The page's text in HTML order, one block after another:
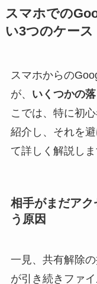
スマホでの
い3つのケース
スマホからの
が、 いくつかの
こでは、特に初
紹介し、それを
て詳しく解説しま
相手がまだアク
う原因
一見、共有解除
が引き続きファ